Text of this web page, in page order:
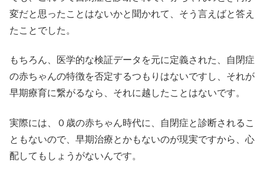
変だと思ったことはないかと聞かれて、そう言えばと答え
たことでした。
もちろん、医学的な検証データを元に定義された、自閉症
の赤ちゃんの特徴を否定するつもりはないですし、それが
早期療育に繋がるなら、それに越したことはないです。
実際には、０歳の赤ちゃん時代に、自閉症と診断されるこ
ともないので、早期治療とかもないのが現実ですから、心
配してもしょうがないんです。